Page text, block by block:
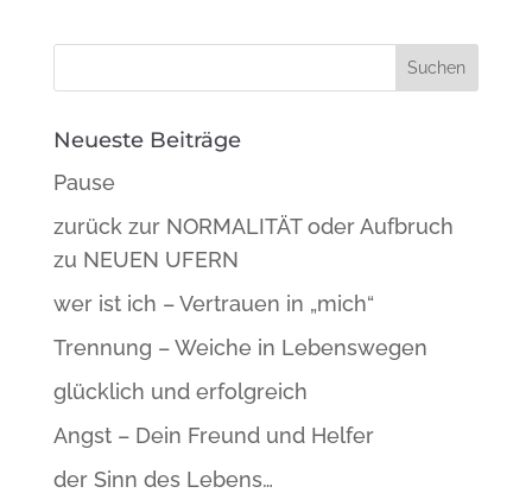
Neueste Beiträge
Pause
zurück zur NORMALITÄT oder Aufbruch
zu NEUEN UFERN
wer ist ich – Vertrauen in „mich“
Trennung – Weiche in Lebenswegen
glücklich und erfolgreich
Angst – Dein Freund und Helfer
der Sinn des Lebens…